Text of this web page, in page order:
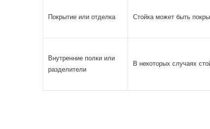
Покрытие или отделка Стойка может быть
Внутренние полки или
разделители
В некоторых случаях